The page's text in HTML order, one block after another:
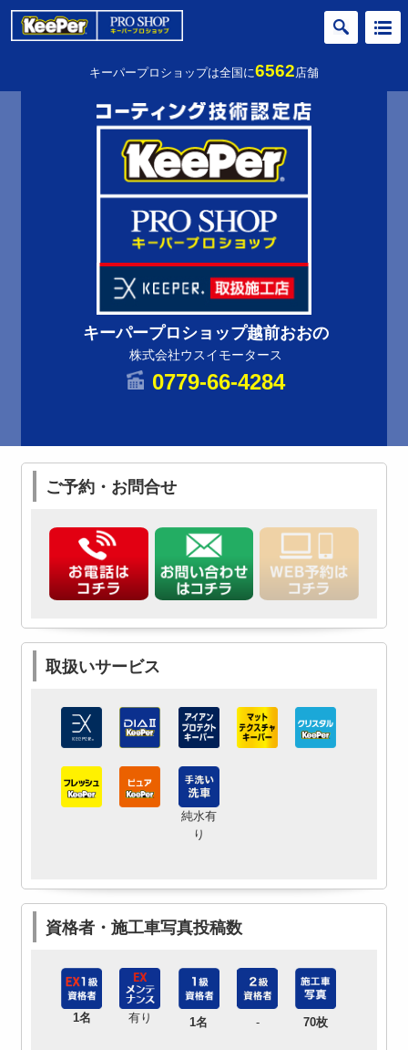
キーパープロショップは全国に6562店舗
キーパープロショップ越前おおの
株式会社ウスイモータース
0779-66-4284
ご予約・お問合せ
取扱いサービス
純水有
り
資格者・施工車写真投稿数
1名 有り 1名 - 70枚